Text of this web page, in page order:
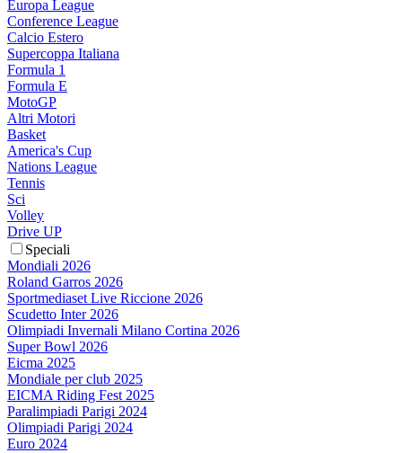
Europa League
Conference League
Calcio Estero
Supercoppa Italiana
Formula 1
Formula E
MotoGP
Altri Motori
Basket
America's Cup
Nations League
Tennis
Sci
Volley
Drive UP
Speciali
Mondiali 2026
Roland Garros 2026
Sportmediaset Live Riccione 2026
Scudetto Inter 2026
Olimpiadi Invernali Milano Cortina 2026
Super Bowl 2026
Eicma 2025
Mondiale per club 2025
EICMA Riding Fest 2025
Paralimpiadi Parigi 2024
Olimpiadi Parigi 2024
Euro 2024